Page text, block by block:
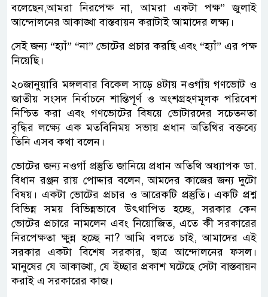
বলেছেন,আমরা নিরপেক্ষ না, আমরা একটা পক্ষ” জুলাই
আন্দোলনের আকাঙ্খা বাস্তবায়ন করাটাই আমাদের লক্ষ্য।
সেই জন্য “হ্যাঁ” “না” ভোটের প্রচার করছি এবং “হ্যাঁ” এর পক্ষ
নিয়েছি।
২০জানুয়ারি মঙ্গলবার বিকেল সাড়ে ৪টায় নওগাঁয় গণভোট ও
জাতীয় সংসদ নির্বাচনে শান্তিপূর্ণ ও অংশগ্রহণমূলক পরিবেশ
নিশ্চিত করা এবং গণভোটের বিষয়ে ভোটারদের সচেতনতা
বৃদ্ধির লক্ষ্যে এক মতবিনিময় সভায় প্রধান অতিথির বক্তব্যে
তিনি এসব কথা বলেন।
ভোটের জন্য নওগাঁ প্রস্তুতি জানিয়ে প্রধান অতিথি অধ্যাপক ডা.
বিধান রঞ্জন রায় পোদ্দার বলেন, আমদের কাজের জন্য দুটো
বিষয়। একটা ভোটের প্রচার ও আরেকটি প্রস্তুতি। একটি প্রশ্ন
বিভিন্ন সময় বিভিন্নভাবে উৎথাপিত হচ্ছে, সরকার কেন
ভোটের প্রচারে নামলেন এবং নিয়োজিত, এতে কী সরকারের
নিরপেক্ষতা ক্ষুন্ন হচ্ছে না? আমি বলতে চাই, আমাদের এই
সরকার একটা বিশেষ সরকার, ছাত্র আন্দোলনের ফসল।
মানুষের যে আকাঙ্খা, যে ইচ্ছার প্রকাশ ঘটেছে সেটা বাস্তবায়ন
করাই এ সরকারের কাজ।